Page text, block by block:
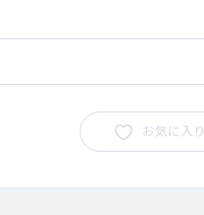
をお願いする形になります。
お気に入り